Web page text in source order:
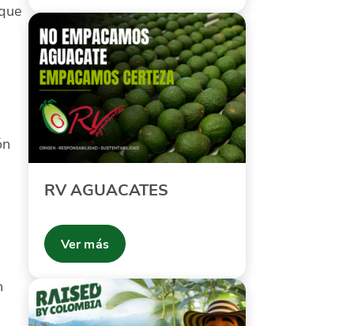
RV AGUACATES
Ver más